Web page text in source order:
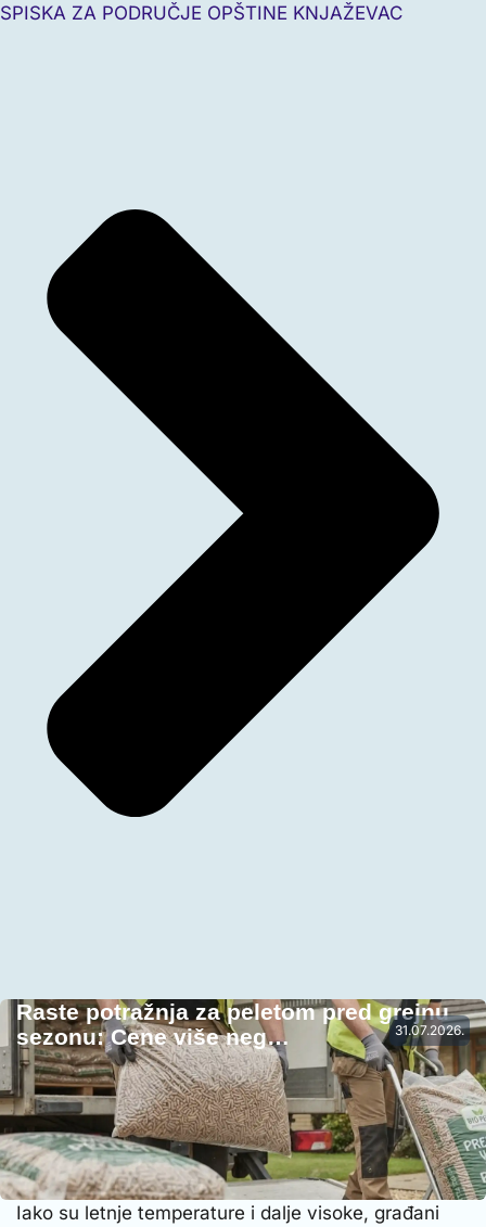
SPISKA ZA PODRUČJE OPŠTINE KNJAŽEVAC
31.07.2026.
Raste potražnja za peletom pred grejnu
sezonu: Cene više neg…
Iako su letnje temperature i dalje visoke, građani